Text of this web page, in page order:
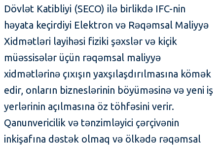
Dövlət Katibliyi (SECO) ilə birlikdə IFC-nin
həyata keçirdiyi Elektron və Rəqəmsal Maliyyə
Xidmətləri layihəsi fiziki şəxslər və kiçik
müəssisələr üçün rəqəmsal maliyyə
xidmətlərinə çıxışın yaxşılaşdırılmasına kömək
edir, onların bizneslərinin böyüməsinə və yeni iş
yerlərinin açılmasına öz töhfəsini verir.
Qanunvericilik və tənzimləyici çərçivənin
inkişafına dəstək olmaq və ölkədə rəqəmsal